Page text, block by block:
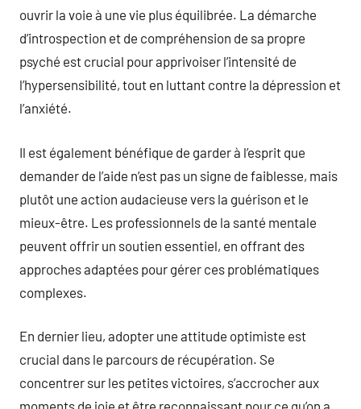
ouvrir la voie à une vie plus équilibrée. La démarche
d’introspection et de compréhension de sa propre
psyché est crucial pour apprivoiser l’intensité de
l’hypersensibilité, tout en luttant contre la dépression et
l’anxiété.
Il est également bénéfique de garder à l’esprit que
demander de l’aide n’est pas un signe de faiblesse, mais
plutôt une action audacieuse vers la guérison et le
mieux-être. Les professionnels de la santé mentale
peuvent offrir un soutien essentiel, en offrant des
approches adaptées pour gérer ces problématiques
complexes.
En dernier lieu, adopter une attitude optimiste est
crucial dans le parcours de récupération. Se
concentrer sur les petites victoires, s’accrocher aux
moments de joie et être reconnaissant pour ce qu’on a